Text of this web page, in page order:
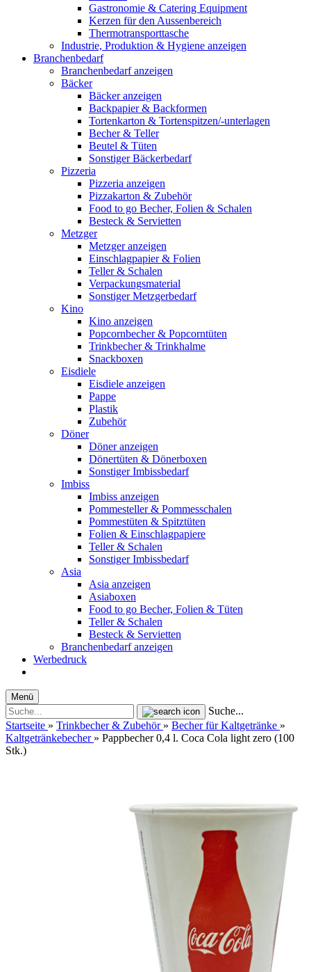
Gastronomie & Catering Equipment
Kerzen für den Aussenbereich
Thermotransporttasche
Industrie, Produktion & Hygiene anzeigen
Branchenbedarf
Branchenbedarf anzeigen
Bäcker
Bäcker anzeigen
Backpapier & Backformen
Tortenkarton & Tortenspitzen/-unterlagen
Becher & Teller
Beutel & Tüten
Sonstiger Bäckerbedarf
Pizzeria
Pizzeria anzeigen
Pizzakarton & Zubehör
Food to go Becher, Folien & Schalen
Besteck & Servietten
Metzger
Metzger anzeigen
Einschlagpapier & Folien
Teller & Schalen
Verpackungsmaterial
Sonstiger Metzgerbedarf
Kino
Kino anzeigen
Popcornbecher & Popcorntüten
Trinkbecher & Trinkhalme
Snackboxen
Eisdiele
Eisdiele anzeigen
Pappe
Plastik
Zubehör
Döner
Döner anzeigen
Dönertüten & Dönerboxen
Sonstiger Imbissbedarf
Imbiss
Imbiss anzeigen
Pommesteller & Pommesschalen
Pommestüten & Spitztüten
Folien & Einschlagpapiere
Teller & Schalen
Sonstiger Imbissbedarf
Asia
Asia anzeigen
Asiaboxen
Food to go Becher, Folien & Tüten
Teller & Schalen
Besteck & Servietten
Branchenbedarf anzeigen
Werbedruck
Menü
Suche...
Startseite » Trinkbecher & Zubehör » Becher für Kaltgetränke »
Kaltgetränkebecher » Pappbecher 0,4 l. Coca Cola light zero (100
Stk.)